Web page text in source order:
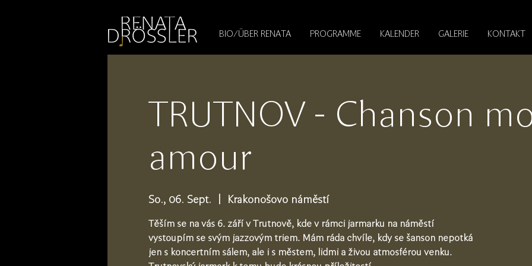
BIO/ÜBER RENATA PROGRAMME KALENDER GALERIE KONTAKT
TRUTNOV - Chanson
amour
So., 06. Sept. Krakonošovo náměstí
Těším se na vás 6. září v Trutnově, kde v rámci jarmarku na náměstí
vystoupím se svým jazzovým triem. Mám ráda chvíle, kdy se šanson nepotká
jen s koncertním sálem, ale i s městem, lidmi a živou atmosférou venku.